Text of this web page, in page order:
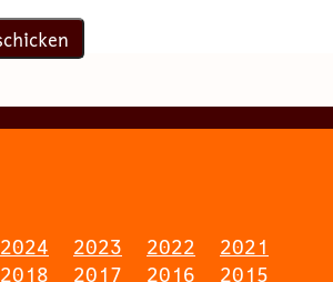
2024 2023 2022
2021
2018 2017 2016 2015